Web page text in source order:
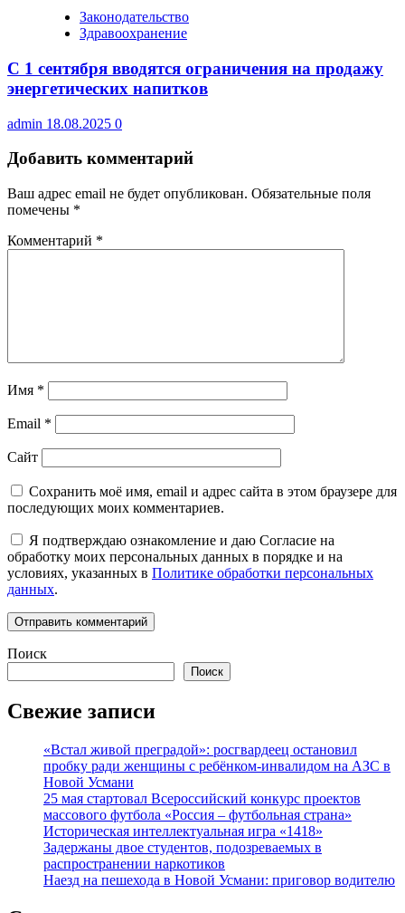
Законодательство
Здравоохранение
С 1 сентября вводятся ограничения на продажу
энергетических напитков
admin 18.08.2025 0
Добавить комментарий
Ваш адрес email не будет опубликован. Обязательные поля
помечены *
Комментарий *
Имя *
Email *
Сайт
Сохранить моё имя, email и адрес сайта в этом браузере для
последующих моих комментариев.
Я подтверждаю ознакомление и даю Согласие на
обработку моих персональных данных в порядке и на
условиях, указанных в Политике обработки персональных
данных.
Поиск
Поиск
Свежие записи
«Встал живой преградой»: росгвардеец остановил
пробку ради женщины с ребёнком-инвалидом на АЗС в
Новой Усмани
25 мая стартовал Всероссийский конкурс проектов
массового футбола «Россия – футбольная страна»
Историческая интеллектуальная игра «1418»
Задержаны двое студентов, подозреваемых в
распространении наркотиков
Наезд на пешехода в Новой Усмани: приговор водителю